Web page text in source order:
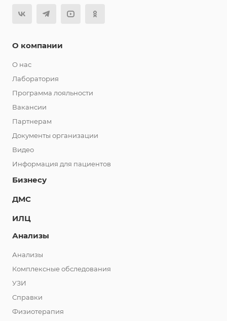
О компании
О нас
Лаборатория
Программа лояльности
Вакансии
Партнерам
Документы организации
Видео
Информация для пациентов
Бизнесу
ДМС
ИЛЦ
Анализы
Анализы
Комплексные обследования
УЗИ
Справки
Физиотерапия